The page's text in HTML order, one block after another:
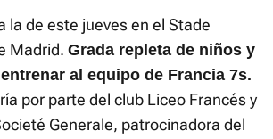
la de este jueves en el Stade
Madrid. Grada repleta de niños y
al equipo de Francia 7s.
por parte del club Liceo Francés y
Generale, patrocinadora del